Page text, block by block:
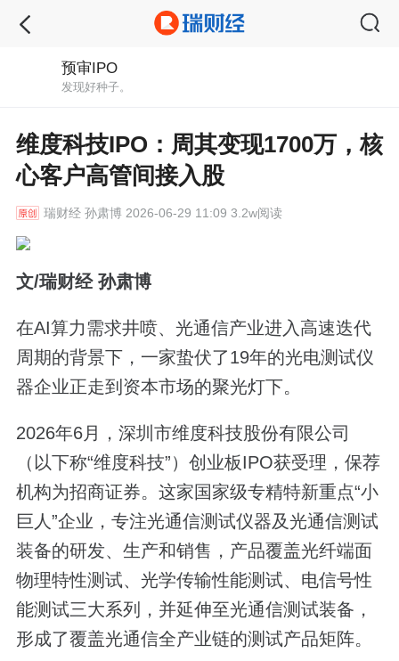
预审IPO
发现好种子。
维度科技IPO：周其变现1700万，核
心客户高管间接入股
瑞财经孙肃博 2026-06-29 11:09 3.2w阅读
文/瑞财经 孙肃博
在AI算力需求井喷、光通信产业进入高速迭代
周期的背景下，一家蛰伏了19年的光电测试仪
器企业正走到资本市场的聚光灯下。
2026年6月，深圳市维度科技股份有限公司
（以下称“维度科技”）创业板IPO获受理，保荐
机构为招商证券。这家国家级专精特新重点“小
巨人”企业，专注光通信测试仪器及光通信测试
装备的研发、生产和销售，产品覆盖光纤端面
物理特性测试、光学传输性能测试、电信号性
能测试三大系列，并延伸至光通信测试装备，
形成了覆盖光通信全产业链的测试产品矩阵。